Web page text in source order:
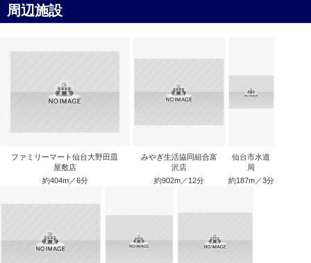
周辺施設
ファミリーマート仙台大野田皿
屋敷店
約404m／6分
みやぎ生活協同組合富
沢店
約902m／12分
仙台市水道
局
約187m／3分